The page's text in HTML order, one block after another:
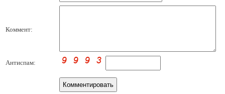
Коммент:
Антиспам: